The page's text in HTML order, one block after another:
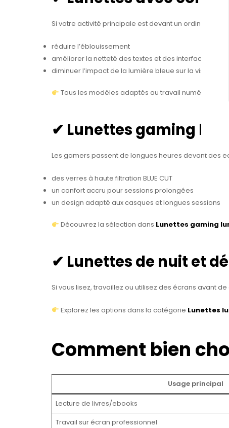
Si votre activité principale est devant un ordinateur
réduire l’éblouissement
améliorer la netteté des textes et des interfaces
diminuer l’impact de la lumière bleue sur la vision de
Tous les modèles adaptés au travail numérique se
✔ Lunettes gaming
Les gamers passent de longues heures devant des
des verres à haute filtration BLUE CUT
un confort accru pour sessions prolongées
un design adapté aux casques et longues sessions
Découvrez la sélection dans Lunettes gaming
✔ Lunettes de nuit et
Si vous lisez, travaillez ou utilisez des écrans avant
Explorez les options dans la catégorie Lunettes
Comment bien
Usage principal
Lecture de livres/ebooks
Travail sur écran professionnel